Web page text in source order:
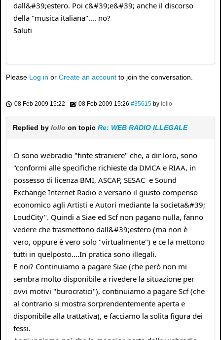
dall&#39;estero. Poi c&#39;e&#39; anche il discorso
della "musica italiana".... no?
Saluti
Please Log in or Create an account to join the conversation.
08 Feb 2009 15:22 - 08 Feb 2009 15:26 #35615 by lollo
Replied by lollo on topic Re: WEB RADIO ILLEGALE
Ci sono webradio "finte straniere" che, a dir loro, sono
"conformi alle specifiche richieste da DMCA e RIAA, in
possesso di licenza BMI, ASCAP, SESAC e Sound
Exchange Internet Radio e versano il giusto compenso
economico agli Artisti e Autori mediante la societa&#39;
LoudCity". Quindi a Siae ed Scf non pagano nulla, fanno
vedere che trasmettono dall&#39;estero (ma non è
vero, oppure è vero solo "virtualmente") e ce la mettono
tutti in quelposto....In pratica sono illegali.
E noi? Continuiamo a pagare Siae (che però non mi
sembra molto disponibile a rivedere la situazione per
ovvi motivi "burocratici"), continuiamo a pagare Scf (che
al contrario si mostra sorprendentemente aperta e
disponibile alla trattativa), e facciamo la solita figura dei
fessi.